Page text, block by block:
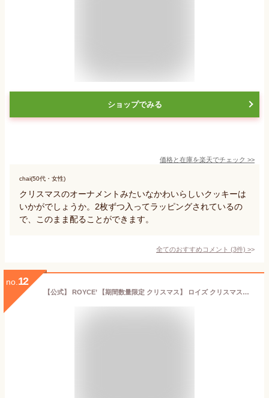
ショップでみる
価格と在庫を楽天でチェック >>
chai(50代・女性)
クリスマスのオーナメントみたいなかわいらしいクッキーは
いかがでしょうか。2枚ずつ入ってラッピングされているの
で、このまま配ることができます。
全てのおすすめコメント (3件) >
no. 12
【公式】 ROYCE’ 【期間数量限定 クリスマス】 ロイズ クリスマスクッキーズ[6枚入] スイーツ お菓子 焼き菓子 ギフト プチギフト 個包装